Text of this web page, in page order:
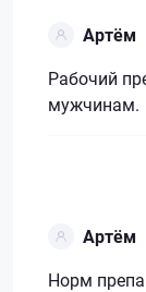
Артём
Рабочий
мужчинам.
Артём
Норм